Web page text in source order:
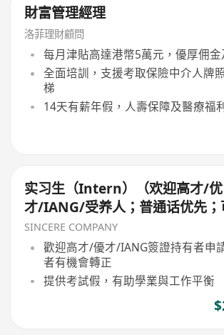
財富管理經理
洛菲理財顧問
每月津貼高達港幣5萬元，優厚佣金
全面培訓，支援考取保險中介人牌
梯
14天有薪年假，人壽保障及醫療福
实习生（Intern）（欢迎高才/优
才/IANG/受养人；普通话优先；
转正/续签）
SINCERE COMPANY
歡迎高才/優才/IANG簽證持有者申
者有機會轉正
提供考試假，有助學業與工作平衡